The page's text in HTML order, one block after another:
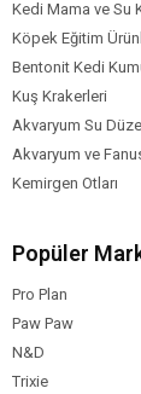
Taurine
Vitamin A
Vitamin E
Choline
Demir
Bakır
Çinko
İyot
Kedi Mama ve Su
Köpek Eğitim
Bentonit Kedi
Kuş Krakerleri
Akvaryum Su
Akvaryum ve
Kemirgen Otları
Popüler
Pro Plan
Paw Paw
N&D
Trixie